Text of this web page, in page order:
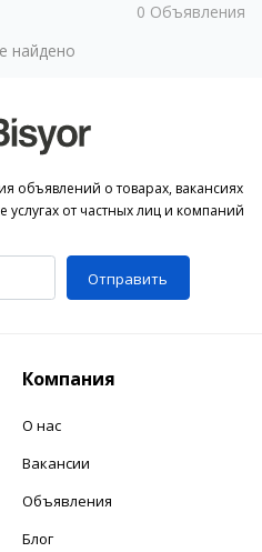
0 Объявления
найдено
объявлений о товарах, вакансиях
от частных лиц и компаний
Отправить
Компания
О нас
Вакансии
Объявления
Блог